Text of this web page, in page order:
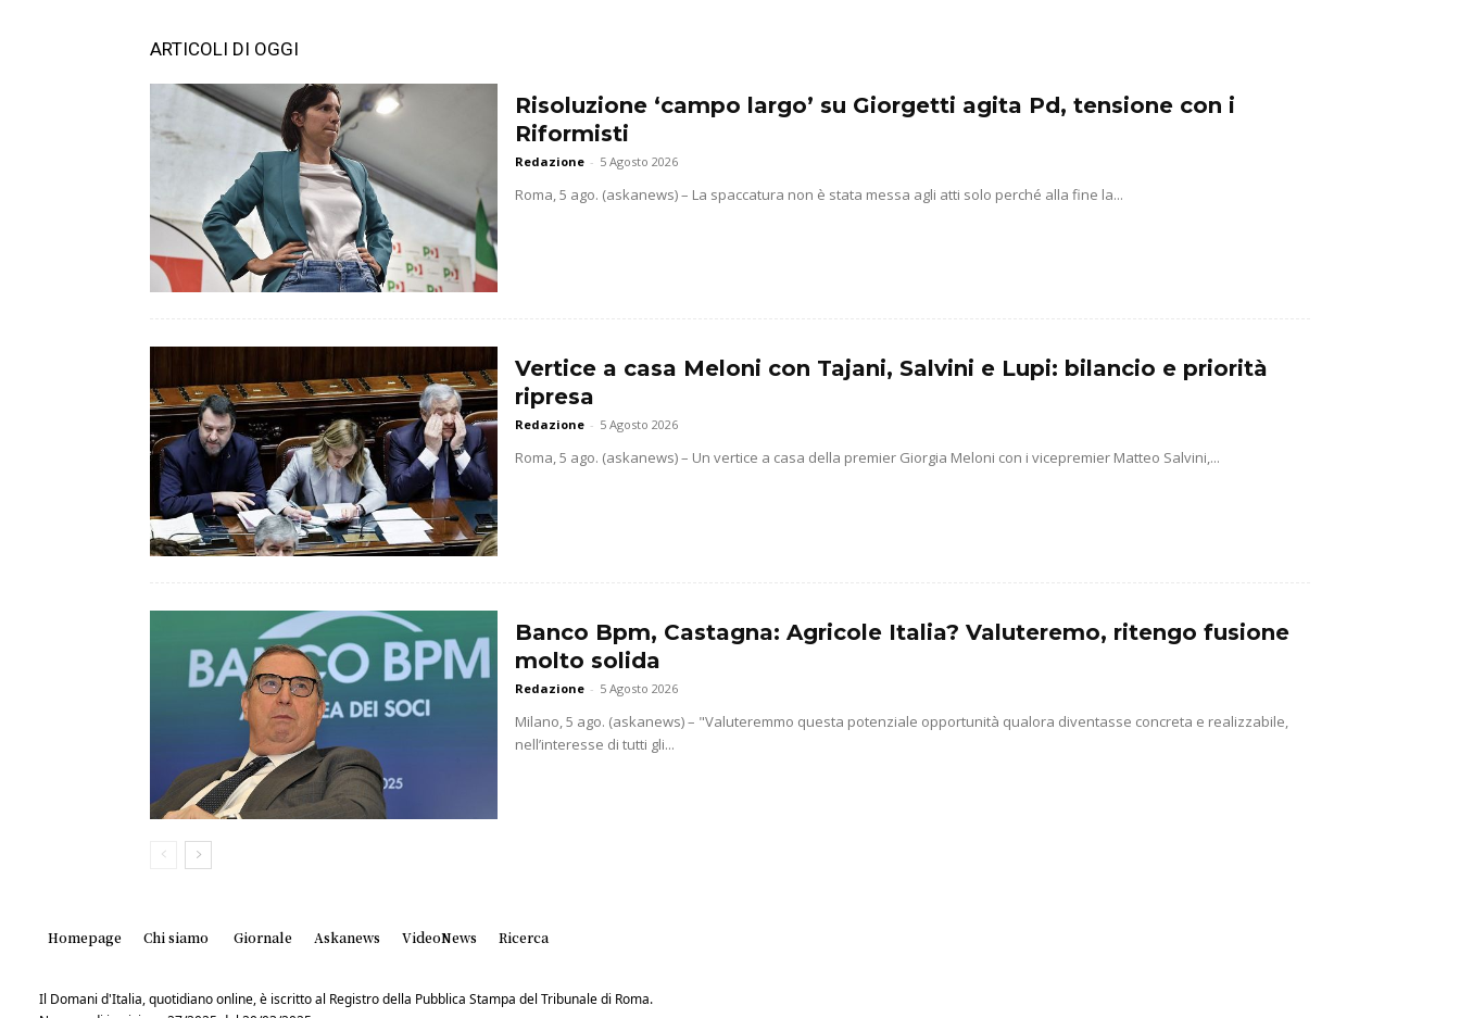
ARTICOLI DI OGGI
Risoluzione ‘campo largo’ su Giorgetti agita Pd, tensione con i
Riformisti
Redazione - 5 Agosto 2026
Roma, 5 ago. (askanews) – La spaccatura non è stata messa agli atti solo perché alla fine la...
Vertice a casa Meloni con Tajani, Salvini e Lupi: bilancio e priorità
ripresa
Redazione - 5 Agosto 2026
Roma, 5 ago. (askanews) – Un vertice a casa della premier Giorgia Meloni con i vicepremier Matteo Salvini,...
Banco Bpm, Castagna: Agricole Italia? Valuteremo, ritengo fusione
molto solida
Redazione - 5 Agosto 2026
Milano, 5 ago. (askanews) – "Valuteremmo questa potenziale opportunità qualora diventasse concreta e realizzabile,
nell’interesse di tutti gli...
Homepage Chi siamo Giornale Askanews VideoNews Ricerca
Il Domani d'Italia, quotidiano online, è iscritto al Registro della Pubblica Stampa del Tribunale di Roma.